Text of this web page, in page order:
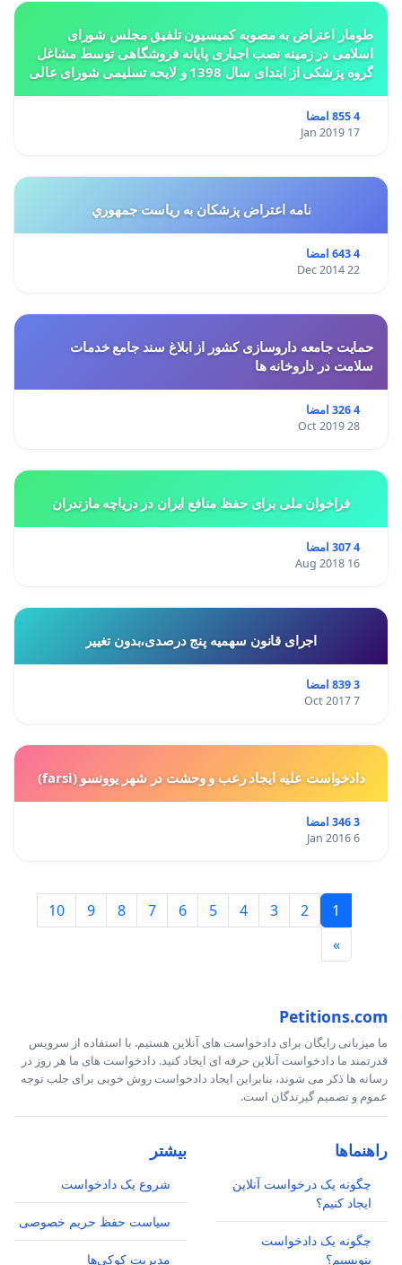
طومار اعتراض به مصوبه کمیسیون تلفیق مجلس شورای
اسلامی در زمینه نصب اجباری پایانه فروشگاهی توسط مشاغل
گروه پزشکی از ابتدای سال 1398 و لایحه تسلیمی شورای عالی
4 855 امضا
17 Jan 2019
نامه اعتراض پزشكان به رياست جمهوري
4 643 امضا
22 Dec 2014
حمایت جامعه داروسازی کشور از ابلاغ سند جامع خدمات
سلامت در داروخانه ها
4 326 امضا
28 Oct 2019
فراخوان ملی برای حفظ منافع ایران در دریاچه مازندران
4 307 امضا
16 Aug 2018
اجرای قانون سهمیه پنج درصدی،بدون تغییر
3 839 امضا
7 Oct 2017
دادخواست علیه ایجاد رعب و وحشت در شهر یوونسو (farsi)
3 346 امضا
6 Jan 2016
1
2
3
4
5
6
7
8
9
10
»
Petitions.com
ما میزبانی رایگان برای دادخواست های آنلاین هستیم. با استفاده از سرویس
قدرتمند ما دادخواست آنلاین حرفه ای ایجاد کنید. دادخواست های ما هر روز در
رسانه ها ذکر می شوند، بنابراین ایجاد دادخواست روش خوبی برای جلب توجه
عموم و تصمیم گیرندگان است.
راهنماها
چگونه یک درخواست آنلاین
ایجاد کنیم؟
چگونه یک دادخواست
بنویسیم؟
بیشتر
شروع یک دادخواست
سیاست حفظ حریم خصوصی
مدیریت کوکی‌ها